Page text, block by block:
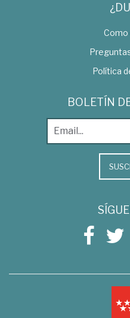
Como
Política
BOLETÍN